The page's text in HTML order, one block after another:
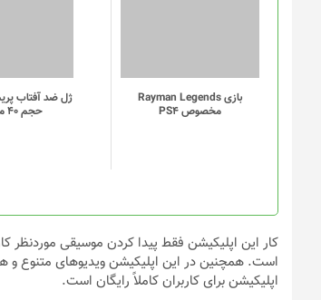
بازی Rayman Legends
مخصوص PS4
حجم 40 میلی لیتر
کار این اپلیکیشن فقط پیدا کردن موسیقی موردنظر
است. همچنین در این اپلیکیشن ویدیوهای متنوع و
اپلیکیشن برای کاربران کاملاً رایگان است.